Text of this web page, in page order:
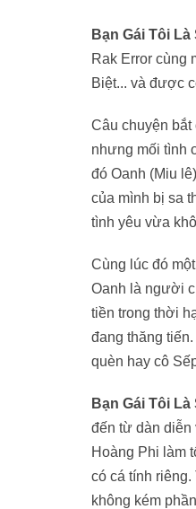
Bạn Gái Tôi Là
Rak Error cùng
Biệt... và được
Câu chuyện
nhưng mối tình
đó Oanh (Miu
của mình bị sa
tình yêu vừa
Cùng lúc đó
Oanh là người
tiền trong thời
đang thăng
quèn hay cô
Bạn Gái Tôi Là
đến từ dàn diễn
Hoàng Phi làm
có cá tính
không kém